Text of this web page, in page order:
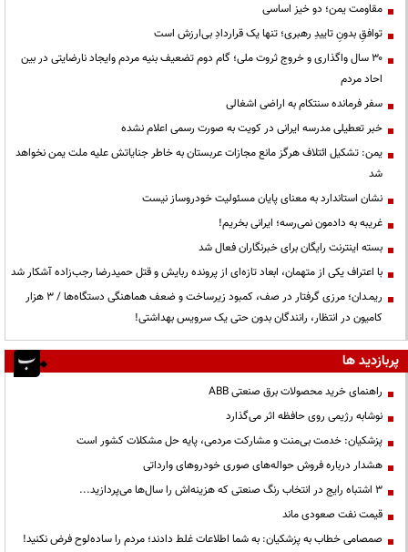
مقاومت یمن؛ دو خیز اساسی
توافقِ بدونِ تاییدِ رهبری؛ تنها یک قراردادِ بی‌ارزش است
۳۰ سال واگذاری و خروج ثروت ملی؛ گام دوم تضعیف بنیه مردم وایجاد نارضایتی در بین
احاد مردم
سفر فرمانده سنتکام به اراضی اشغالی
خبر تعطیلی مدرسه ایرانی در کویت به صورت رسمی اعلام نشده
یمن: تشکیل ائتلاف هرگز مانع مجازات عربستان به خاطر جنایاتش علیه ملت یمن نخواهد
شد
نشان استاندارد به معنای پایان مسئولیت خودروساز نیست
غریبه به دادمون نمی‌رسه؛ ایرانی بخریم!
بسته اینترنت رایگان برای خبرنگاران فعال شد
با اعتراف یکی از متهمان، ابعاد تازه‌ای از پرونده ربایش و قتل حمیدرضا رجب‌زاده آشکار شد
ریمـدان؛ مرزی گرفتار در صف، کمبود زیرساخت و ضعف هماهنگی دستگاه‌ها / ۳ هزار
کامیون در انتظار، رانندگان بدون حتی یک سرویس بهداشتی!
پربازدید ها
راهنمای خرید محصولات برق صنعتی ABB
نوشابه رژیمی روی حافظه اثر می‌گذارد
پزشکیان: خدمت بی‌منت و مشارکت مردمی، پایه حل مشکلات کشور است
هشدار درباره فروش حواله‌های صوری خودروهای وارداتی
3 اشتباه رایج در انتخاب رنگ صنعتی که هزینه‌اش را سال‌ها می‌پردازید...
قیمت نفت صعودی ماند
صمصامی خطاب به پزشکیان: به شما اطلاعات غلط دادند؛ مردم را ساده‌لوح فرض نکنید!